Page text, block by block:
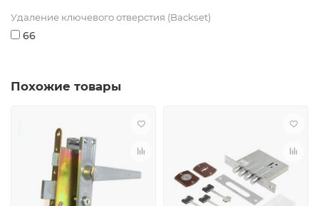
Удаление ключевого отверстия (Backset)
66
Похожие товары